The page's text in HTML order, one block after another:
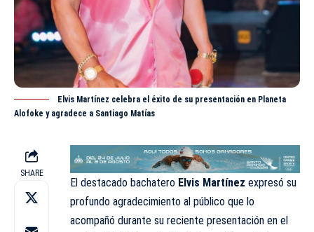
Elvis Martínez celebra el éxito de su presentación en Planeta
Alofoke y agradece a Santiago Matías
SHARE
El destacado bachatero Elvis Martínez expresó su
profundo agradecimiento al público que lo
acompañó durante su reciente presentación en el